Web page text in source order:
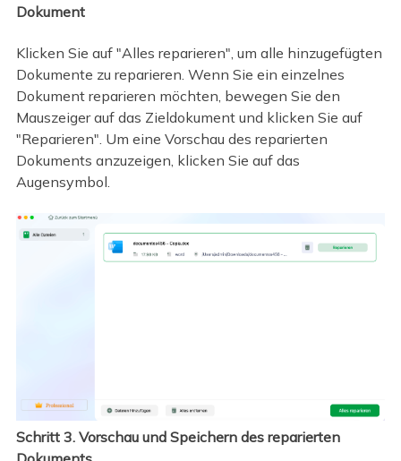
Dokument
Klicken Sie auf "Alles reparieren", um alle hinzugefügten
Dokumente zu reparieren. Wenn Sie ein einzelnes
Dokument reparieren möchten, bewegen Sie den
Mauszeiger auf das Zieldokument und klicken Sie auf
"Reparieren". Um eine Vorschau des reparierten
Dokuments anzuzeigen, klicken Sie auf das
Augensymbol.
Schritt 3. Vorschau und Speichern des reparierten